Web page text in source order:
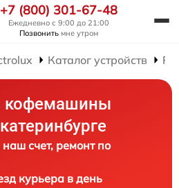
+7 (800) 301-67-48
Ежедневно с 9:00 до 21:00
Позвонить мне утром
Каталог устройств
кофемашины
счет, ремонт по
курьера в день